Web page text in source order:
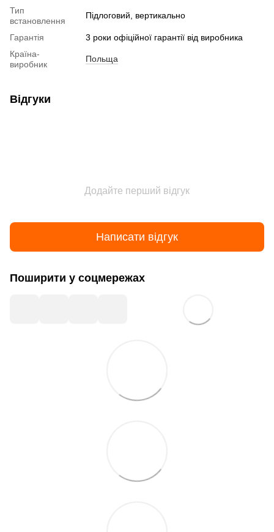
Тип
встановлення
Підлоговий, вертикально
Гарантія
3 роки офіційної гарантії від виробника
Країна-
виробник
Польща
Відгуки
Додайте перший відгук
Написати відгук
Поширити у соцмережах